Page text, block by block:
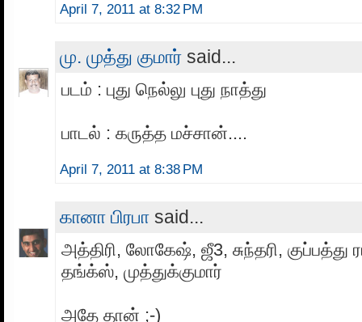
April 7, 2011 at 8:32 PM
மு. முத்து குமார் said...
படம் : புது நெல்லு புது நாத்து
பாடல் : கருத்த மச்சான்....
April 7, 2011 at 8:38 PM
கானா பிரபா said...
அத்திரி, லோகேஷ், ஜீ3, சுந்தரி, குப்பத்து
தங்க்ஸ், முத்துக்குமார்
அதே தான் ;-)